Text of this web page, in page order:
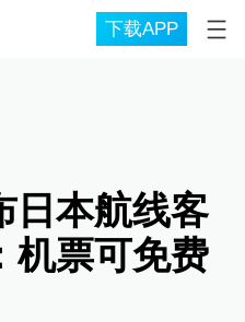
下载APP
日本航线客
机票可免费